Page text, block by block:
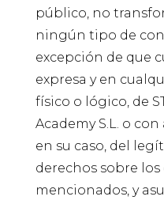
público, no
ningún tipo de
excepción de que
expresa y en
físico o lógico, de
Academy S.L. o
en su caso, del
derechos sobre
mencionados, y